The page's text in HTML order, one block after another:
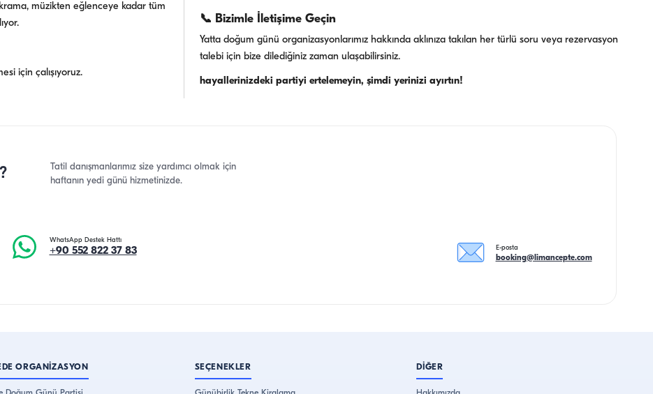
müzikten eğlenceye kadar tüm
için çalışıyoruz.
📞 Bizimle İletişime Geçin
Yatta doğum günü organizasyonlarımız hakkında aklınıza takılan her türlü soru veya rezervasyon
talebi için bize dilediğiniz zaman ulaşabilirsiniz.
hayallerinizdeki partiyi ertelemeyin, şimdi yerinizi ayırtın!
Tatil danışmanlarımız size yardımcı olmak için
haftanın yedi günü hizmetinizde.
WhatsApp Destek Hattı
+90 552 822 37 83 E-posta
booking@limancepte.com
ORGANİZASYON SEÇENEKLER DİĞER